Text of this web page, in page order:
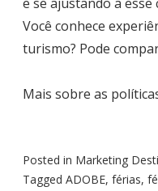
Você conhece
turismo? Pode
Mais sobre as
Posted in Marketing
Tagged ADOBE, férias,